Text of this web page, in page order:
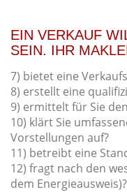
EIN VERKAUF
SEIN. IHR
7) bietet eine
8) erstellt eine
9) ermittelt für Sie
10) klärt Sie
Vorstellungen auf?
11) betreibt eine
12) fragt nach den
dem Energieausweis)?